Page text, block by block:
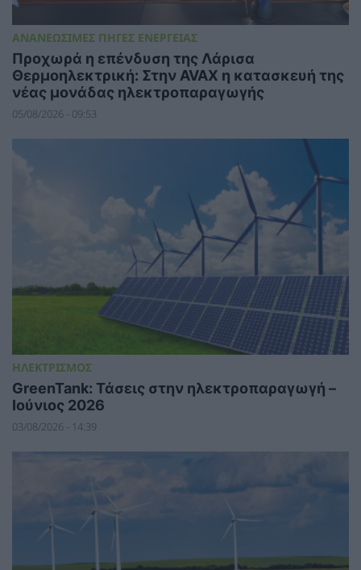
ΑΝΑΝΕΩΣΙΜΕΣ ΠΗΓΕΣ ΕΝΕΡΓΕΙΑΣ
Προχωρά η επένδυση της Λάρισα
Θερμοηλεκτρική: Στην AVAX η κατασκευή της
νέας μονάδας ηλεκτροπαραγωγής
05/08/2026 - 09:53
ΗΛΕΚΤΡΙΣΜΟΣ
GreenTank: Τάσεις στην ηλεκτροπαραγωγή –
Ιούνιος 2026
03/08/2026 - 14:39